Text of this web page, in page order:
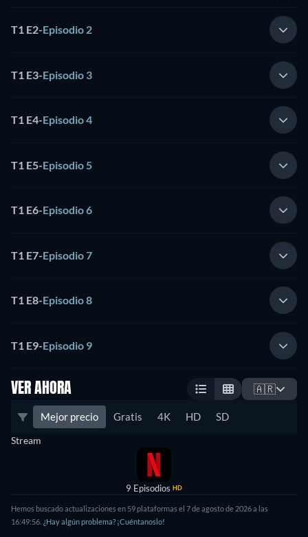
T1 E2-Episodio 2
T1 E3-Episodio 3
T1 E4-Episodio 4
T1 E5-Episodio 5
T1 E6-Episodio 6
T1 E7-Episodio 7
T1 E8-Episodio 8
T1 E9-Episodio 9
VER AHORA 🇦🇷
Mejor precio Gratis 4K HD SD
Stream
9 Episodios HD
Hemos buscado actualizaciones en 59 plataformas el 7 de agosto de 2026 a las
16:49:56. ¿Hay algún problema? ¡Cuéntanoslo!